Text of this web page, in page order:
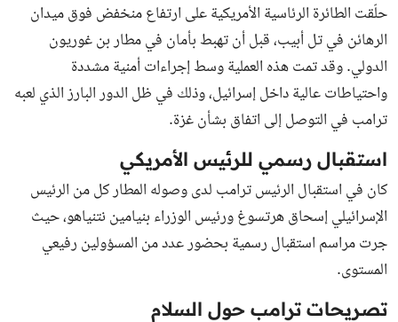
حلّقت الطائرة الرئاسية الأمريكية على ارتفاع منخفض فوق ميدان
الرهائن في تل أبيب، قبل أن تهبط بأمان في مطار بن غوريون
الدولي. وقد تمت هذه العملية وسط إجراءات أمنية مشددة
واحتياطات عالية داخل إسرائيل، وذلك في ظل الدور البارز الذي لعبه
ترامب في التوصل إلى اتفاق بشأن غزة.
استقبال رسمي للرئيس الأمريكي
كان في استقبال الرئيس ترامب لدى وصوله المطار كل من الرئيس
الإسرائيلي إسحاق هرتسوغ ورئيس الوزراء بنيامين نتنياهو، حيث
جرت مراسم استقبال رسمية بحضور عدد من المسؤولين رفيعي
المستوى.
تصريحات ترامب حول السلام